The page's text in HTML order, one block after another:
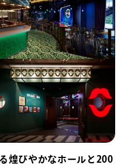
煌びやかなホールと200